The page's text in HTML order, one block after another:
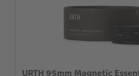
URTH 95mm Magnetic